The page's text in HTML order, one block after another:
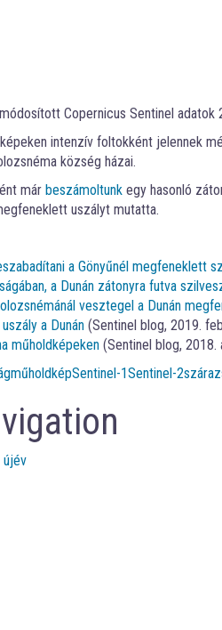
Copernicus Sentinel
intenzív foltokként jelennek
község házai.
már beszámoltunk egy hasonló
uszályt mutatta.
a Gönyűnél megfeneklett
a Dunán zátonyra futva
vesztegel a Dunán
a Dunán (Sentinel blog, 2019.
műholdképeken (Sentinel blog, 2018.
műholdképSentinel-1Sentinel-2
újév